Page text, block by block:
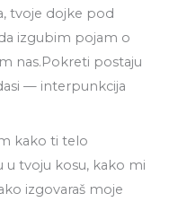
tvoje dojke pod
izgubim pojam o
nas.Pokreti postaju
— interpunkcija
kako ti telo
tvoju kosu, kako mi
izgovaraš moje